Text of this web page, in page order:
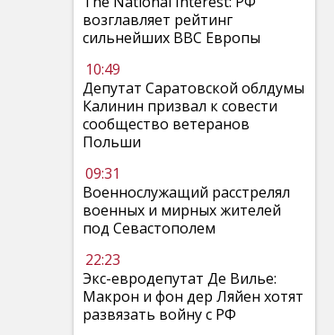
возглавляет рейтинг
сильнейших ВВС Европы
10:49
Депутат Саратовской облдумы
Калинин призвал к совести
сообщество ветеранов
Польши
09:31
Военнослужащий расстрелял
военных и мирных жителей
под Севастополем
22:23
Экс-евродепутат Де Вилье:
Макрон и фон дер Ляйен хотят
развязать войну с РФ